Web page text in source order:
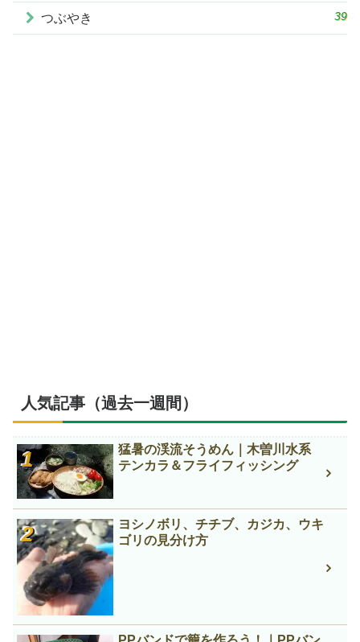
つぶやき 39
人気記事（過去一週間）
猛暑の渓流そうめん｜木曽川水系
テンカラ＆フライフィッシング
ヨシノボリ、チチブ、カジカ、ウキ
ゴリの見分け方